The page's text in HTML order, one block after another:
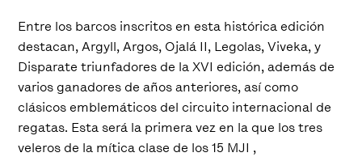
Entre los barcos inscritos en esta histórica edición
destacan, Argyll, Argos, Ojalá II, Legolas, Viveka, y
Disparate triunfadores de la XVI edición, además de
varios ganadores de años anteriores, así como
clásicos emblemáticos del circuito internacional de
regatas. Esta será la primera vez en la que los tres
veleros de la mítica clase de los 15 MJI ,